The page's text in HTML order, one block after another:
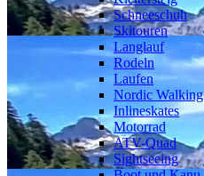
Schneeschuh
Skitouren
Langlauf
Rodeln
Laufen
Nordic Walking
Inlineskates
Motorrad
ATV-Quad
Sightseeing